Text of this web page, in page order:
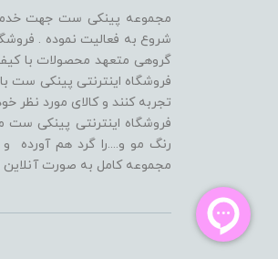
مجموعه پینکی ست جهت
شروع به فعالیت نموده .
گروهی متعهد محصولات با
فروشگاه اینترنتی پینکی ست
تجربه کنند و کالای مورد نظر
فروشگاه اینترنتی پینکی
رنگ مو و....را گرد هم آورده
مجموعه کامل به صورت آنلاين